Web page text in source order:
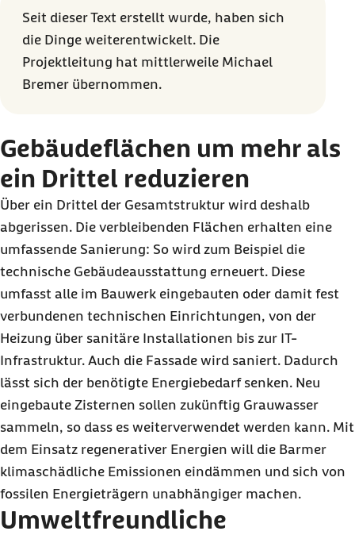
Seit dieser Text erstellt wurde, haben sich
die Dinge weiterentwickelt. Die
Projektleitung hat mittlerweile Michael
Bremer übernommen.
Gebäudeflächen um mehr als
ein Drittel reduzieren
Über ein Drittel der Gesamtstruktur wird deshalb
abgerissen. Die verbleibenden Flächen erhalten eine
umfassende Sanierung: So wird zum Beispiel die
technische Gebäudeausstattung erneuert. Diese
umfasst alle im Bauwerk eingebauten oder damit fest
verbundenen technischen Einrichtungen, von der
Heizung über sanitäre Installationen bis zur IT-
Infrastruktur. Auch die Fassade wird saniert. Dadurch
lässt sich der benötigte Energiebedarf senken. Neu
eingebaute Zisternen sollen zukünftig Grauwasser
sammeln, so dass es weiterverwendet werden kann. Mit
dem Einsatz regenerativer Energien will die Barmer
klimaschädliche Emissionen eindämmen und sich von
fossilen Energieträgern unabhängiger machen.
Umweltfreundliche